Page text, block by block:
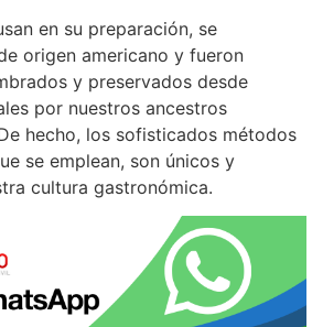
en su preparación, se
origen americano y fueron
y preservados desde
por nuestros ancestros
hecho, los sofisticados métodos
se emplean, son únicos y
cultura gastronómica.